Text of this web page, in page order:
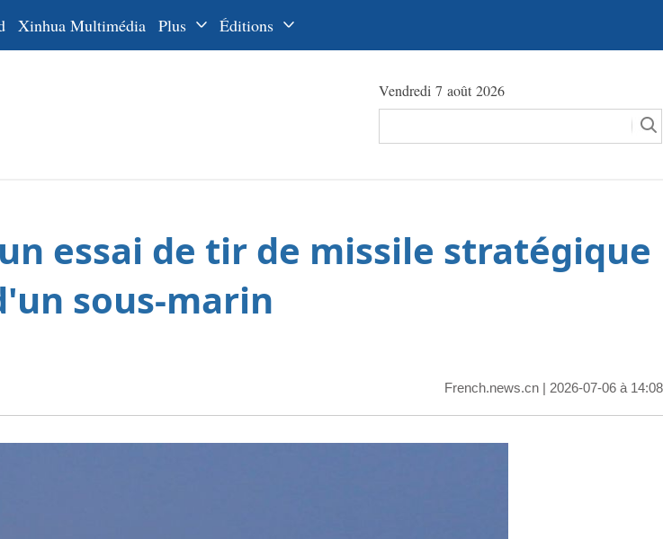
Xinhua Multimédia Plus Éditions
عربي
日本語
Vendredi 7 août 2026
essai de tir de missile stratégique
sous-marin
French.news.cn | 2026-07-06 à 14:08